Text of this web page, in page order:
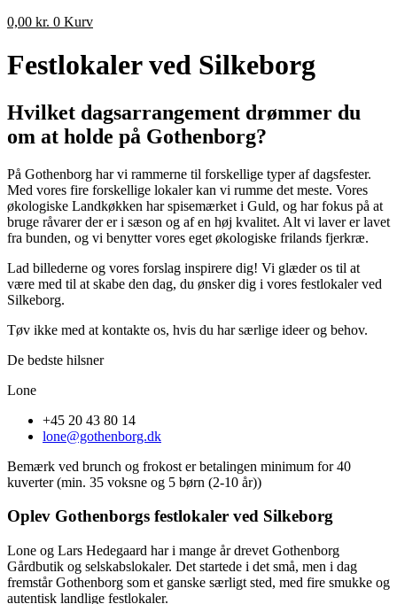
0,00 kr. 0 Kurv
Festlokaler ved Silkeborg
Hvilket dagsarrangement drømmer du
om at holde på Gothenborg?
På Gothenborg har vi rammerne til forskellige typer af dagsfester.
Med vores fire forskellige lokaler kan vi rumme det meste. Vores
økologiske Landkøkken har spisemærket i Guld, og har fokus på at
bruge råvarer der er i sæson og af en høj kvalitet. Alt vi laver er lavet
fra bunden, og vi benytter vores eget økologiske frilands fjerkræ.
Lad billederne og vores forslag inspirere dig! Vi glæder os til at
være med til at skabe den dag, du ønsker dig i vores festlokaler ved
Silkeborg.
Tøv ikke med at kontakte os, hvis du har særlige ideer og behov.
De bedste hilsner
Lone
+45 20 43 80 14
lone@gothenborg.dk
Bemærk ved brunch og frokost er betalingen minimum for 40
kuverter (min. 35 voksne og 5 børn (2-10 år))
Oplev Gothenborgs festlokaler ved Silkeborg
Lone og Lars Hedegaard har i mange år drevet Gothenborg
Gårdbutik og selskabslokaler. Det startede i det små, men i dag
fremstår Gothenborg som et ganske særligt sted, med fire smukke og
autentisk landlige festlokaler.